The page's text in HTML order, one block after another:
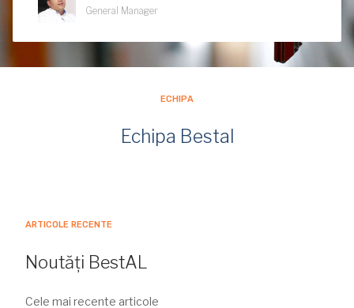
General Manager
ECHIPA
Echipa Bestal
ARTICOLE RECENTE
Noutăți BestAL
Cele mai recente articole